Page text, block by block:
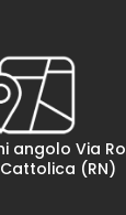
angolo Via
Cattolica (RN)